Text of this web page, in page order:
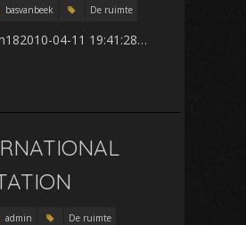
basvanbeek De ruimte
04-11 19:41:28…
admin De ruimte